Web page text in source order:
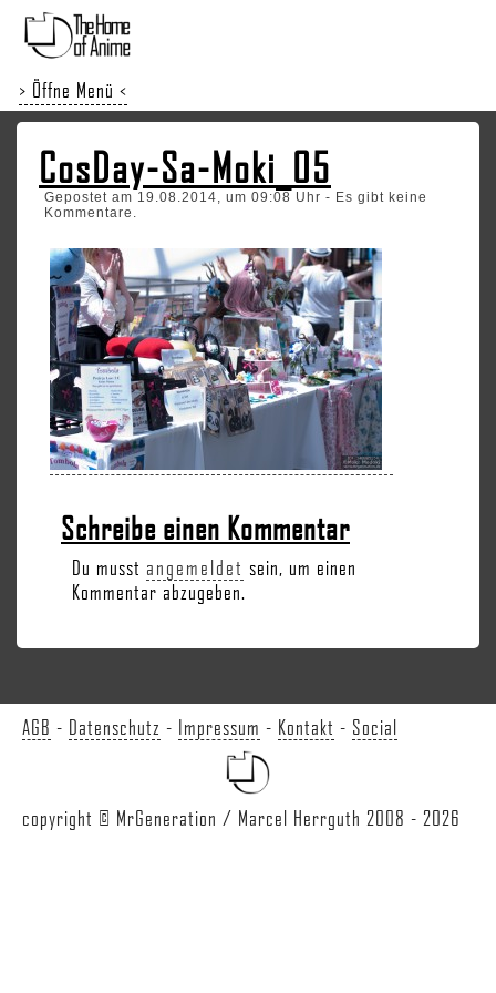
> Öffne Menü <
CosDay-Sa-Moki_05
Gepostet am 19.08.2014, um 09:08 Uhr - Es gibt keine
Kommentare.
Schreibe einen Kommentar
Du musst angemeldet sein, um einen
Kommentar abzugeben.
AGB - Datenschutz - Impressum - Kontakt - Social
copyright © MrGeneration / Marcel Herrguth 2008 - 2026